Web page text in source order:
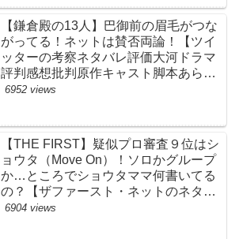
【鎌倉殿の13人】巴御前の眉毛がつな
がってる！ネットは賛否両論！【ツイ
ッターの考察ネタバレ評価大河ドラマ
評判感想批判原作キャスト脚本あらす
じ伏線まとめ犯人黒幕・秋元才加】
6952 views
【THE FIRST】疑似プロ審査９位はシ
ョウタ（Move On）！ソロかグループ
か…ところでショウタママ何書いてる
の？【ザファースト・ネットのネタバ
レ感想考察まとめ・スッキリ・
6904 views